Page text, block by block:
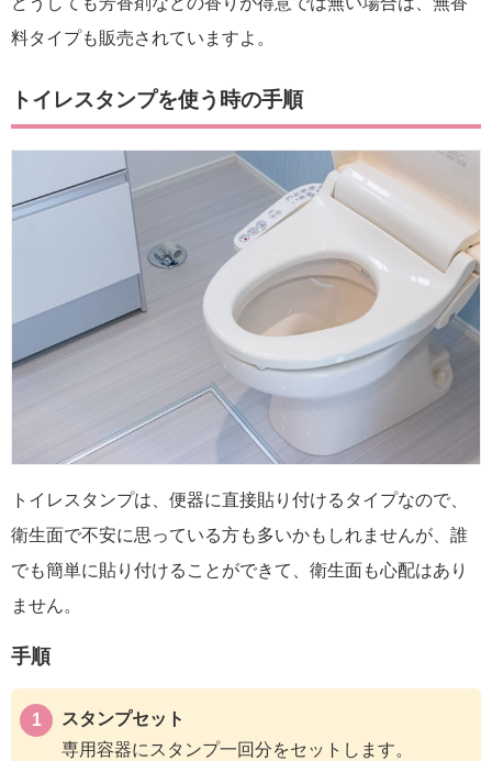
料タイプも販売されていますよ。
トイレスタンプを使う時の手順
トイレスタンプは、便器に直接貼り付けるタイプなので、
衛生面で不安に思っている方も多いかもしれませんが、誰
でも簡単に貼り付けることができて、衛生面も心配はあり
ません。
手順
スタンプセット
専用容器にスタンプ一回分をセットします。